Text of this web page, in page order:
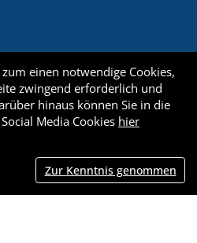
einen notwendige Cookies,
zwingend erforderlich und
hinaus können Sie in die
Media Cookies hier
Zur Kenntnis genommen